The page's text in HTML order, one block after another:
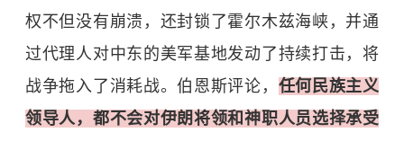
权不但没有崩溃，还封锁了霍尔木兹海峡，并通
过代理人对中东的美军基地发动了持续打击，将
战争拖入了消耗战。伯恩斯评论， 任何民族主义
领导人，都不会对伊朗将领和神职人员选择承受